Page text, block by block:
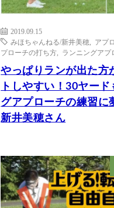
2019.09.15
みほちゃんねる/新井美穂
アプ
プローチの打ち方
ランニングアプ
やっぱりランが出た方
トしやすい！30ヤー
グアプローチの練習に
新井美穂さん